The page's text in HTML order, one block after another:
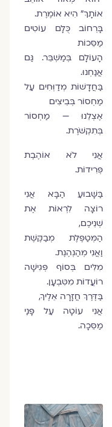
אוֹתָךְ" הִיא אוֹמֶרֶת.
בָּרְחוֹב כֻּלָּם עוֹטִים
מַסֵּכוֹת
הָעוֹלָם בְּמַשְׁבֵּר. גַּם
אֲנַחְנוּ.
בַּחֲדָשׁוֹת מְדַוְּחִים עַל
מַחְסוֹר בְּבֵיצִים
אֶצְלֵנוּ — מַחְסוֹר
בְּתִקְשֹׁרֶת.
אֲנִי לֹא אוֹהֶבֶת
פְּרִידוֹת.
בַּשָּׁבוּעַ הַבָּא אֲנִי
רוֹצָה לִרְאוֹת אֶת
שְׁנֵיכֶם,
הַמְּטַפֶּלֶת מְבַקֶּשֶׁת
וַאֲנִי מְהַנְהֶנֶת.
מִלִּים בְּסוֹף פְּגִישָׁה
רוֹעֲדוֹת מִטִּבְעָן.
בַּדֶּרֶךְ חֲזָרָה אֵלֶיךָ,
אֲנִי עוֹטָה עַל פָּנַי
מַסֵּכָה.